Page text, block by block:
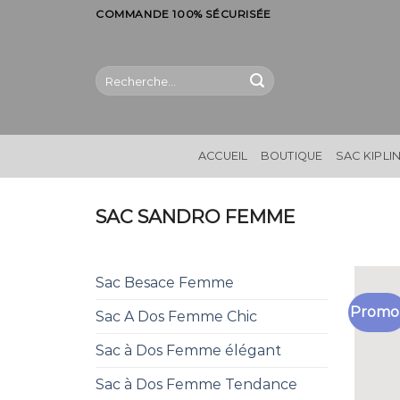
COMMANDE 100% SÉCURISÉE
Recherche
pour :
ACCUEIL BOUTIQUE SAC
SAC SANDRO FEMME
Sac Besace Femme
Sac A Dos Femme Chic
Sac à Dos Femme élégant
Sac à Dos Femme Tendance
Promo